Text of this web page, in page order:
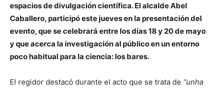
espacios de divulgación científica. El alcalde Abel
Caballero, participó este jueves en la presentación del
evento, que se celebrará entre los días 18 y 20 de mayo
y que acerca la investigación al público en un entorno
poco habitual para la ciencia: los bares.
El regidor destacó durante el acto que se trata de “unha